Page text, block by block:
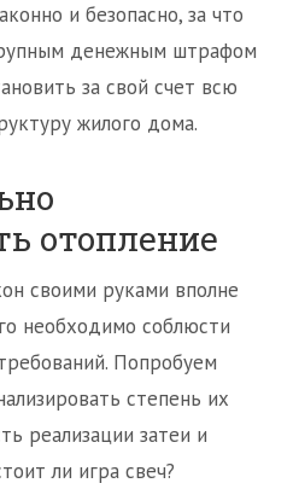
и безопасно, за что
денежным штрафом
за свой счет всю
жилого дома.
отопление
своими руками вполне
необходимо соблюсти
Попробуем
степень их
реализации затеи и
ли игра свеч?